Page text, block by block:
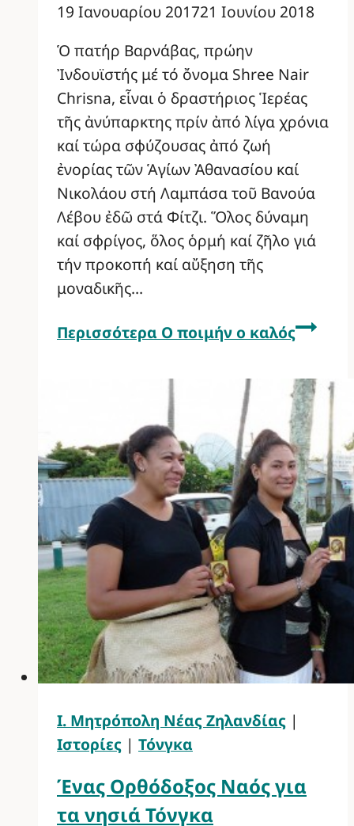
19 Ιανουαρίου 201721 Ιουνίου 2018
Ὁ πατήρ Βαρνάβας, πρώην
Ἰνδουϊστής μέ τό ὄνομα Shree Nair
Chrisna, εἷναι ὁ δραστήριος Ἱερέας
τῆς ἀνύπαρκτης πρίν ἀπό λίγα χρόνια
καί τώρα σφύζουσας ἀπό ζωή
ἐνορίας τῶν Ἁγίων Ἀθανασίου καί
Νικολάου στή Λαμπάσα τοῦ Βανούα
Λέβου ἐδῶ στά Φίτζι. Ὅλος δύναμη
καί σφρίγος, ὅλος ὁρμή καί ζῆλο γιά
τήν προκοπή καί αὔξηση τῆς
μοναδικῆς…
Περισσότερα Ο ποιμήν ο καλός
Ι. Μητρόπολη Νέας Ζηλανδίας |
Ιστορίες | Τόνγκα
Ένας Ορθόδοξος Ναός για
τα νησιά Τόνγκα